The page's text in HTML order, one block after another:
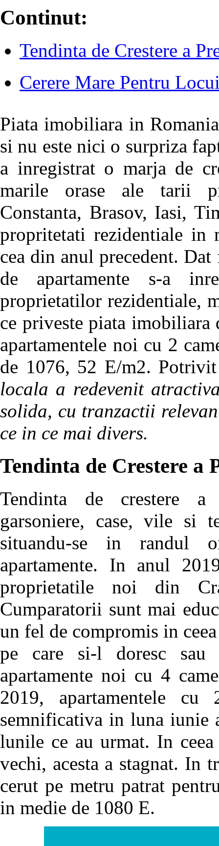
Continut:
Tendinta de Crestere a
Cerere Mare Pentru
Piata imobiliara in
si nu este nici o surpriza
a inregistrat o marja de
marile orase ale tarii
Constanta, Brasov, Iasi,
propritetati rezidentiale in
cea din anul precedent.
de apartamente s-a
proprietatilor rezidentiale,
ce priveste piata imobiliara
apartamentele noi cu 2
de 1076, 52 E/m2.
locala a redevenit
solida, cu tranzactii
ce in ce mai divers.
Tendinta de Crestere a
Tendinta de crestere a
garsoniere, case, vile si
situandu-se in randul
apartamente. In anul
proprietatile noi din
Cumparatorii sunt mai
un fel de compromis in
pe care si-l doresc sau
apartamente noi cu 4
2019, apartamentele
semnificativa in luna iunie
lunile ce au urmat. In
vechi, acesta a stagnat. In
cerut pe metru patrat
in medie de 1080 E.